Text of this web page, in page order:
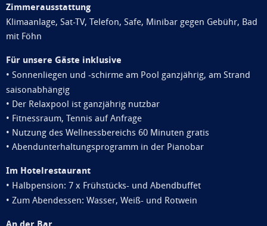
Zimmerausstattung
Klimaanlage, Sat-TV, Telefon, Safe, Minibar gegen Gebühr, Bad
mit Föhn
Für unsere Gäste inklusive
• Sonnenliegen und -schirme am Pool ganzjährig, am Strand
saisonabhängig
• Der Relaxpool ist ganzjährig nutzbar
• Fitnessraum, Tennis auf Anfrage
• Nutzung des Wellnessbereichs 60 Minuten gratis
• Abendunterhaltungsprogramm in der Pianobar
Im Hotelrestaurant
• Halbpension: 7 x Frühstücks- und Abendbuffet
• Zum Abendessen: Wasser, Weiß- und Rotwein